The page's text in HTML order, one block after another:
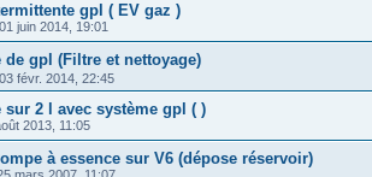
gpl ( EV gaz )
01 juin 2014, 19:01
de gpl (Filtre et nettoyage)
03 févr. 2014, 22:45
sur 2 l avec système gpl ( )
2013, 11:05
à essence sur V6 (dépose réservoir)